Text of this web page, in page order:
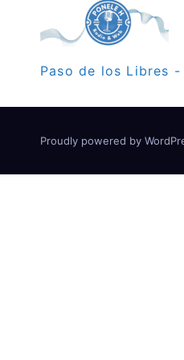
Paso de los Libres
Proudly powered by